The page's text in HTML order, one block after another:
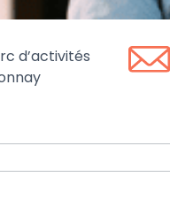
d’activités